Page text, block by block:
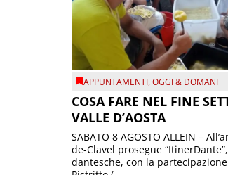
APPUNTAMENTI,OGGI & DOMANI
COSA FARE NEL FINE
VALLE D’AOSTA
SABATO 8 AGOSTO ALLEIN –
de-Clavel prosegue
dantesche, con la